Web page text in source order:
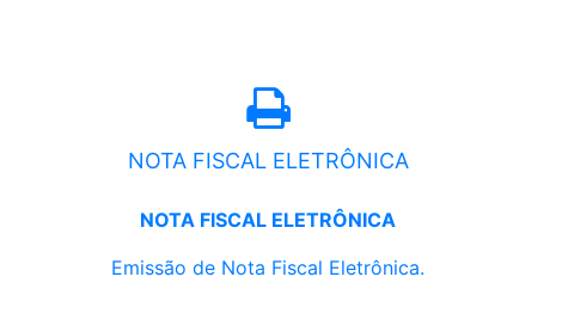
NOTA FISCAL ELETRÔNICA
NOTA FISCAL ELETRÔNICA
Emissão de Nota Fiscal Eletrônica.